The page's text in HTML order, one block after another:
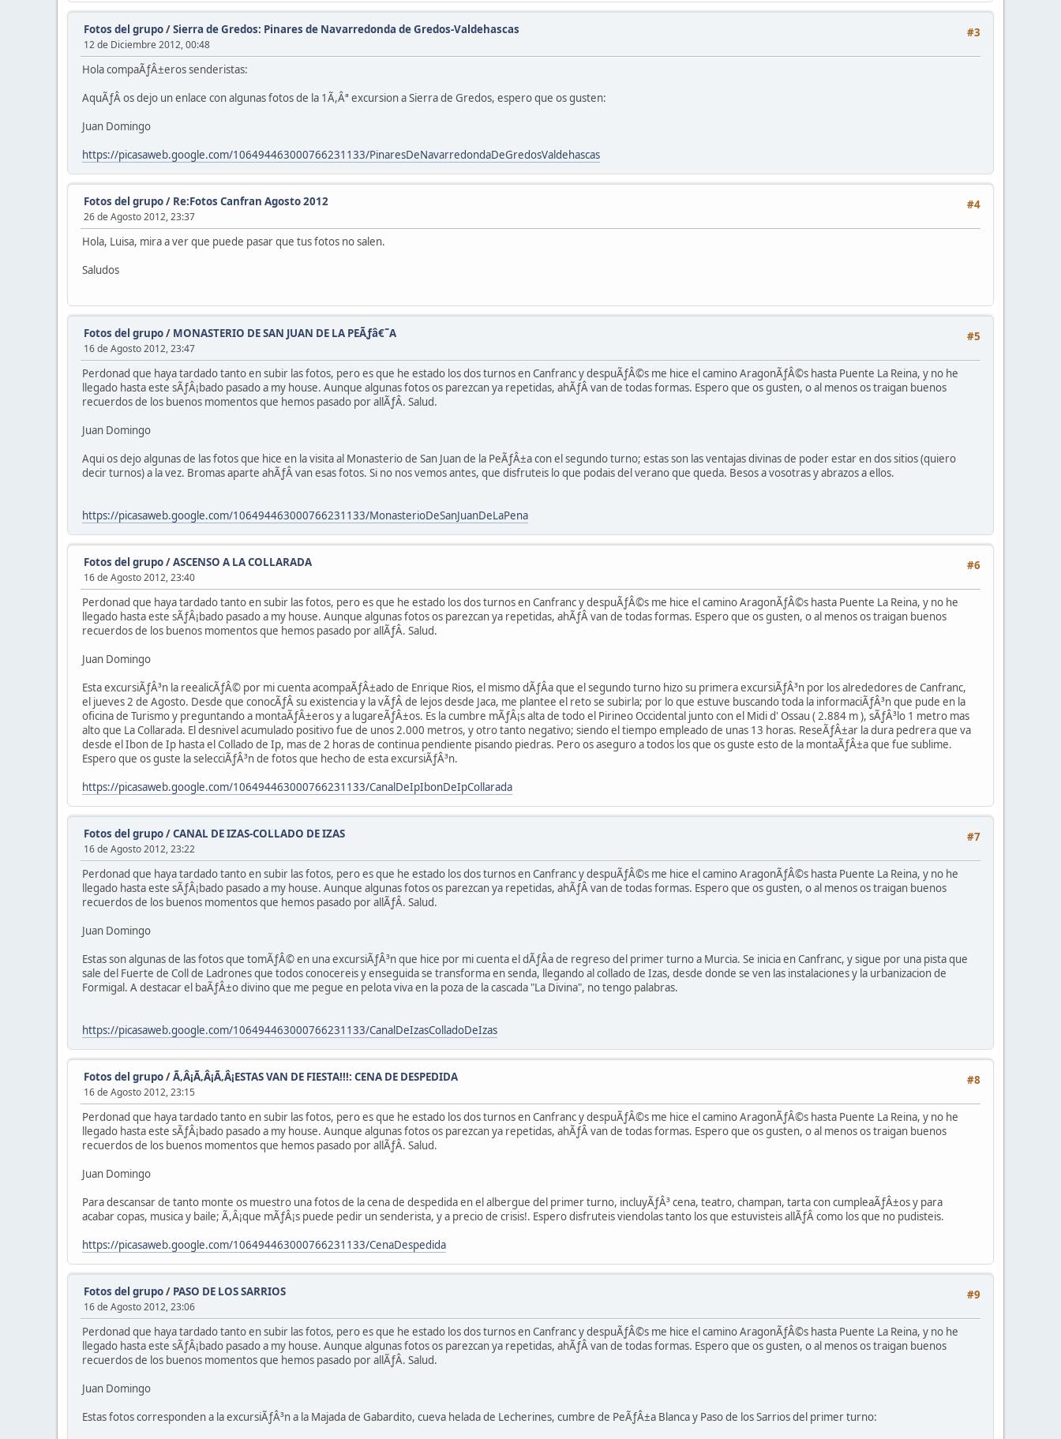
#3
Fotos del grupo/Sierra de Gredos: Pinares de Navarredonda de Gredos-Valdehascas
12 de Diciembre 2012, 00:48
Hola compaÃƒÂ±eros senderistas:
AquÃƒÂ­ os dejo un enlace con algunas fotos de la 1Ã,Âª excursion a Sierra de Gredos, espero que os gusten:
Juan Domingo
https://picasaweb.google.com/106494463000766231133/PinaresDeNavarredondaDeGredosValdehascas
#4
Fotos del grupo/ Re:Fotos Canfran Agosto 2012
26 de Agosto 2012, 23:37
Hola, Luisa, mira a ver que puede pasar que tus fotos no salen.
Saludos
#5
Fotos del grupo/ MONASTERIO DE SAN JUAN DE LA PEÃƒâ€˜A
16 de Agosto 2012, 23:47
Perdonad que haya tardado tanto en subir las fotos, pero es que he estado los dos turnos en Canfranc y despuÃƒÂ©s me hice el camino AragonÃƒÂ©s hasta Puente La Reina, y no he
llegado hasta este sÃƒÂ¡bado pasado a my house. Aunque algunas fotos os parezcan ya repetidas, ahÃƒÂ­ van de todas formas. Espero que os gusten, o al menos os traigan buenos
recuerdos de los buenos momentos que hemos pasado por allÃƒÂ­. Salud.
Juan Domingo
Aqui os dejo algunas de las fotos que hice en la visita al Monasterio de San Juan de la PeÃƒÂ±a con el segundo turno; estas son las ventajas divinas de poder estar en dos sitios (quiero
decir turnos) a la vez. Bromas aparte ahÃƒÂ­ van esas fotos. Si no nos vemos antes, que disfruteis lo que podais del verano que queda. Besos a vosotras y abrazos a ellos.
https://picasaweb.google.com/106494463000766231133/MonasterioDeSanJuanDeLaPena
#6
Fotos del grupo/ASCENSO A LA COLLARADA
16 de Agosto 2012, 23:40
Perdonad que haya tardado tanto en subir las fotos, pero es que he estado los dos turnos en Canfranc y despuÃƒÂ©s me hice el camino AragonÃƒÂ©s hasta Puente La Reina, y no he
llegado hasta este sÃƒÂ¡bado pasado a my house. Aunque algunas fotos os parezcan ya repetidas, ahÃƒÂ­ van de todas formas. Espero que os gusten, o al menos os traigan buenos
recuerdos de los buenos momentos que hemos pasado por allÃƒÂ­. Salud.
Juan Domingo
Esta excursiÃƒÂ³n la reealicÃƒÂ© por mi cuenta acompaÃƒÂ±ado de Enrique Rios, el mismo dÃƒÂ­a que el segundo turno hizo su primera excursiÃƒÂ³n por los alrededores de Canfranc,
el jueves 2 de Agosto. Desde que conocÃƒÂ­ su existencia y la vÃƒÂ­ de lejos desde Jaca, me plantee el reto se subirla; por lo que estuve buscando toda la informaciÃƒÂ³n que pude en la
oficina de Turismo y preguntando a montaÃƒÂ±eros y a lugareÃƒÂ±os. Es la cumbre mÃƒÂ¡s alta de todo el Pirineo Occidental junto con el Midi d' Ossau ( 2.884 m ), sÃƒÂ³lo 1 metro mas
alto que La Collarada. El desnivel acumulado positivo fue de unos 2.000 metros, y otro tanto negativo; siendo el tiempo empleado de unas 13 horas. ReseÃƒÂ±ar la dura pedrera que va
desde el Ibon de Ip hasta el Collado de Ip, mas de 2 horas de continua pendiente pisando piedras. Pero os aseguro a todos los que os guste esto de la montaÃƒÂ±a que fue sublime.
Espero que os guste la selecciÃƒÂ³n de fotos que hecho de esta excursiÃƒÂ³n.
https://picasaweb.google.com/106494463000766231133/CanalDeIpIbonDeIpCollarada
#7
Fotos del grupo/CANAL DE IZAS-COLLADO DE IZAS
16 de Agosto 2012, 23:22
Perdonad que haya tardado tanto en subir las fotos, pero es que he estado los dos turnos en Canfranc y despuÃƒÂ©s me hice el camino AragonÃƒÂ©s hasta Puente La Reina, y no he
llegado hasta este sÃƒÂ¡bado pasado a my house. Aunque algunas fotos os parezcan ya repetidas, ahÃƒÂ­ van de todas formas. Espero que os gusten, o al menos os traigan buenos
recuerdos de los buenos momentos que hemos pasado por allÃƒÂ­. Salud.
Juan Domingo
Estas son algunas de las fotos que tomÃƒÂ© en una excursiÃƒÂ³n que hice por mi cuenta el dÃƒÂ­a de regreso del primer turno a Murcia. Se inicia en Canfranc, y sigue por una pista que
sale del Fuerte de Coll de Ladrones que todos conocereis y enseguida se transforma en senda, llegando al collado de Izas, desde donde se ven las instalaciones y la urbanizacion de
Formigal. A destacar el baÃƒÂ±o divino que me pegue en pelota viva en la poza de la cascada "La Divina", no tengo palabras.
https://picasaweb.google.com/106494463000766231133/CanalDeIzasColladoDeIzas
#8
Fotos del grupo/Ã‚Â¡Ã‚Â¡Ã‚Â¡ESTAS VAN DE FIESTA!!!: CENA DE DESPEDIDA
16 de Agosto 2012, 23:15
Perdonad que haya tardado tanto en subir las fotos, pero es que he estado los dos turnos en Canfranc y despuÃƒÂ©s me hice el camino AragonÃƒÂ©s hasta Puente La Reina, y no he
llegado hasta este sÃƒÂ¡bado pasado a my house. Aunque algunas fotos os parezcan ya repetidas, ahÃƒÂ­ van de todas formas. Espero que os gusten, o al menos os traigan buenos
recuerdos de los buenos momentos que hemos pasado por allÃƒÂ­. Salud.
Juan Domingo
Para descansar de tanto monte os muestro una fotos de la cena de despedida en el albergue del primer turno, incluyÃƒÂ³ cena, teatro, champan, tarta con cumpleaÃƒÂ±os y para
acabar copas, musica y baile; Ã,Â¡que mÃƒÂ¡s puede pedir un senderista, y a precio de crisis!. Espero disfruteis viendolas tanto los que estuvisteis allÃƒÂ­ como los que no pudisteis.
https://picasaweb.google.com/106494463000766231133/CenaDespedida
#9
Fotos del grupo/ PASO DE LOS SARRIOS
16 de Agosto 2012, 23:06
Perdonad que haya tardado tanto en subir las fotos, pero es que he estado los dos turnos en Canfranc y despuÃƒÂ©s me hice el camino AragonÃƒÂ©s hasta Puente La Reina, y no he
llegado hasta este sÃƒÂ¡bado pasado a my house. Aunque algunas fotos os parezcan ya repetidas, ahÃƒÂ­ van de todas formas. Espero que os gusten, o al menos os traigan buenos
recuerdos de los buenos momentos que hemos pasado por allÃƒÂ­. Salud.
Juan Domingo
Estas fotos corresponden a la excursiÃƒÂ³n a la Majada de Gabardito, cueva helada de Lecherines, cumbre de PeÃƒÂ±a Blanca y Paso de los Sarrios del primer turno: